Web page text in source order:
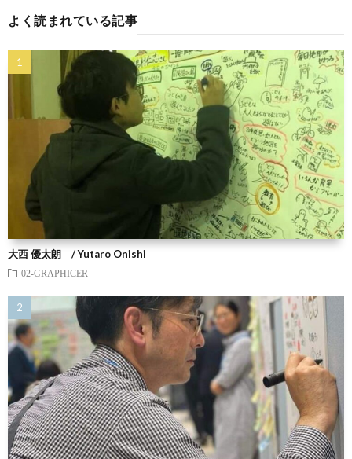
よく読まれている記事
大西 優太朗 / Yutaro Onishi
02-GRAPHICER